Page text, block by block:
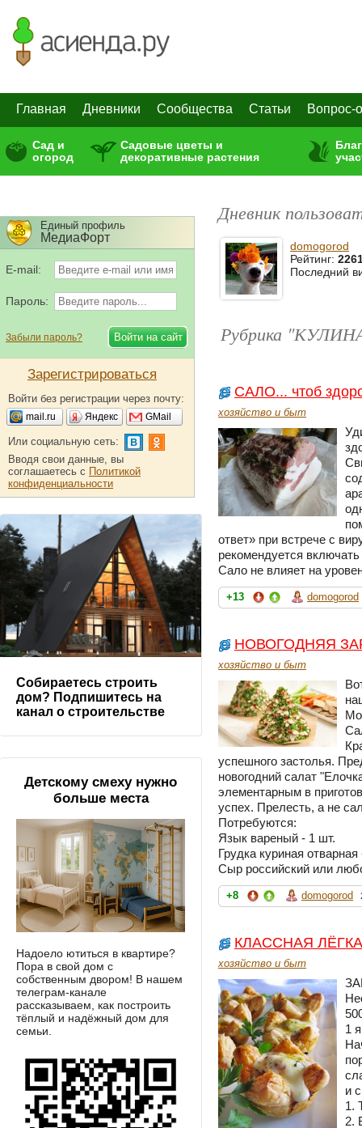
Главная Дневники Сообщества Статьи Вопрос-
Сад и
огород
Садовые цветы и
декоративные растения
Дневник
domogorod
Рейтинг:
Последний
Рубрика
САЛО... чтоб
хозяйство и быт
ответ» при встрече с
рекомендуется
Сало не влияет на
+13 domogorod
НОВОГОДНЯЯ
хозяйство и быт
успешного застолья.
новогодний салат
элементарным в
успех. Прелесть, а не
Потребуются:
Язык вареный - 1 шт.
Грудка куриная
Сыр российский или
+8 domogorod
КЛАССНАЯ
хозяйство и быт
1
и
1.
2.
Единый профиль
МедиаФорт
E-mail:
Пароль:
Забыли пароль?
Зарегистрироваться
Войти без регистрации через почту:
mail.ru Яндекс GMail
Или социальную сеть:
Вводя свои данные, вы
соглашаетесь с Политикой
конфиденциальности
Собираетесь строить
дом? Подпишитесь на
канал о строительстве
Детскому смеху нужно
больше места
Надоело ютиться в квартире?
Пора в свой дом с
собственным двором! В нашем
телеграм-канале
рассказываем, как построить
тёплый и надёжный дом для
семьи.